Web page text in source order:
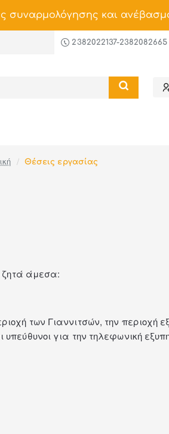
συναρμολόγησης και
2382022137-2382082665
Θέσεις εργασίας
ζητά άμεσα:
των Γιαννιτσών, την περιοχή
για την τηλεφωνική